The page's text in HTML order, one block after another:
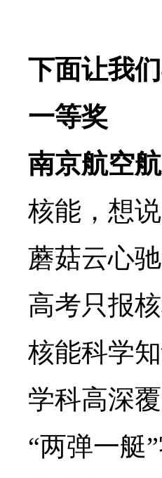
下面让我
一等奖
南京航空
核能，想
蘑菇云心驰
高考只报核
核能科学知
学科高深覆
“两弹一艇”